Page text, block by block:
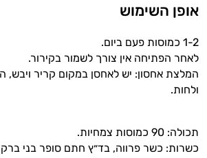
אופן השימוש
1-2 כמוסות פעם ביום.
לאחר הפתיחה אין צורך לשמור בקירור.
המלצת אחסון: יש לאחסן במקום קריר ויבש,
ולחות.
תכולה: 90 כמוסות צמחיות.
כשרות: כשר פרווה, בד״ץ חתם סופר בני